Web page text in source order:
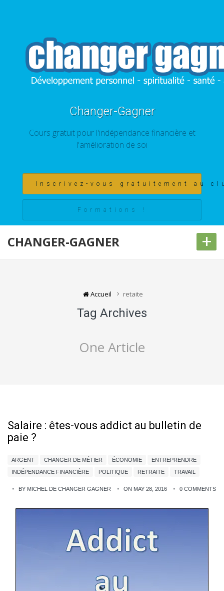
Changer-Gagner
Cours gratuit pour l'indépendance financière et
l'amélioration de soi
Inscrivez-vous gratuitement au
Formations !
CHANGER-GAGNER +
Accueil retaite
Tag Archives
One Article
Salaire : êtes-vous addict au bulletin de
paie ?
ARGENT CHANGER DE MÉTIER ÉCONOMIE
ENTREPRENDRE
INDÉPENDANCE FINANCIÈRE
POLITIQUE RETRAITE TRAVAIL
BY MICHEL DE CHANGER GAGNER ON MAY 28, 2016 0 COMMENTS